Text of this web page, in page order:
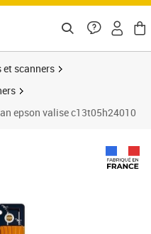
scanners
epson valise c13t05h24010